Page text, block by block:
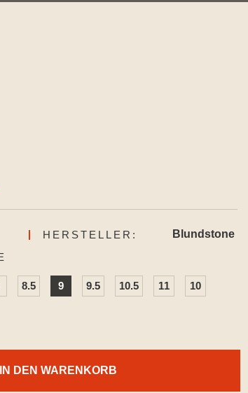
HERSTELLER:
Blundstone
8.5 9 9.5 10.5 11 10
IN DEN WARENKORB